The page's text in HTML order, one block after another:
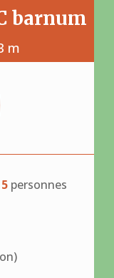
barnum
m
5 personnes